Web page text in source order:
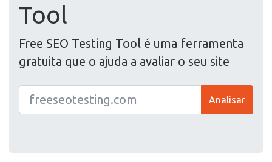
Tool
Free SEO Testing Tool é uma ferramenta
gratuita que o ajuda a avaliar o seu site
Analisar